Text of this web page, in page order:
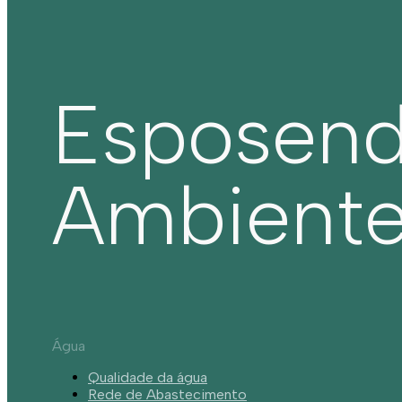
Água
Qualidade da água
Rede de Abastecimento